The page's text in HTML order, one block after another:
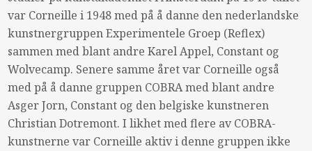
var Corneille i 1948 med på å danne den nederlandske
kunstnergruppen Experimentele Groep (Reflex)
sammen med blant andre Karel Appel, Constant og
Wolvecamp. Senere samme året var Corneille også
med på å danne gruppen COBRAmed blant andre
Asger Jorn, Constant og den belgiske kunstneren
Christian Dotremont. I likhet med flere avCOBRA-
kunstnerne var Corneille aktiv i denne gruppen ikke